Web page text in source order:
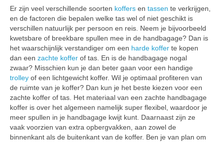
Er zijn veel verschillende soorten koffers en tassen te verkrijgen,
en de factoren die bepalen welke tas wel of niet geschikt is
verschillen natuurlijk per persoon en reis. Neem je bijvoorbeeld
kwetsbare of breekbare spullen mee in de handbagage? Dan is
het waarschijnlijk verstandiger om een harde koffer te kopen
dan een zachte koffer of tas. En is de handbagage nogal
zwaar? Misschien kun je dan beter gaan voor een handige
trolley of een lichtgewicht koffer. Wil je optimaal profiteren van
de ruimte van je koffer? Dan kun je het beste kiezen voor een
zachte koffer of tas. Het materiaal van een zachte handbagage
koffer is over het algemeen namelijk super flexibel, waardoor je
meer spullen in je handbagage kwijt kunt. Daarnaast zijn ze
vaak voorzien van extra opbergvakken, aan zowel de
binnenkant als de buitenkant van de koffer. Ben je van plan om